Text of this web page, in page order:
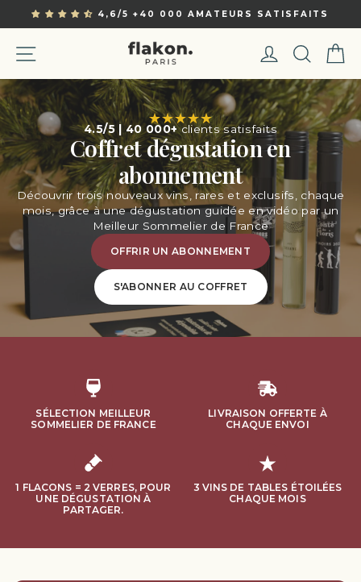
Passer
Pause
4,6/5 +40 000 AMATEURS SATISFAITS
Navigation Se
4.5/5 | 40 000+clients satisfaits
Coffret dégustation en
abonnement
Découvrir trois nouveaux vins, rares et exclusifs, chaque
mois, grâce à une dégustation guidée en vidéo par un
Meilleur Sommelier de France
OFFRIR UN ABONNEMENT
S'ABONNER AU COFFRET
SÉLECTION MEILLEUR
SOMMELIER DE FRANCE
LIVRAISON OFFERTE À
CHAQUE ENVOI
1 FLACONS = 2 VERRES, POUR
UNE DÉGUSTATION À
PARTAGER.
3 VINS DE TABLES ÉTOILÉES
CHAQUE MOIS